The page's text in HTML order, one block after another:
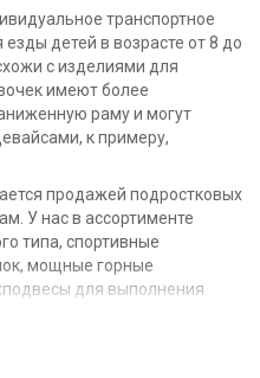
транспортное
детей в возрасте от 8 до
с изделиями для
имеют более
раму и могут
к примеру,
продажей подростковых
У нас в ассортименте
типа, спортивные
мощные горные
для выполнения